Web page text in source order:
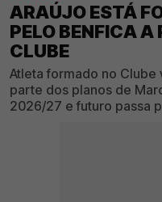
ARAÚJO ESTÁ
PELO BENFICA A
CLUBE
Atleta formado no
parte dos planos de
2026/27 e futuro passa